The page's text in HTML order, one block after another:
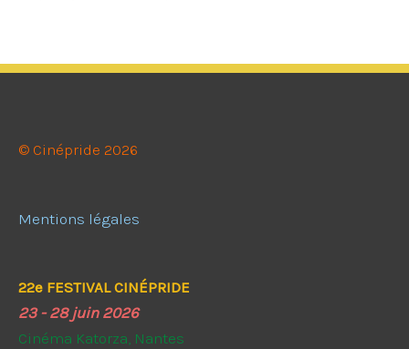
© Cinépride 2026
Mentions légales
22e FESTIVAL CINÉPRIDE
23 - 28 juin 2026
Cinéma Katorza, Nantes